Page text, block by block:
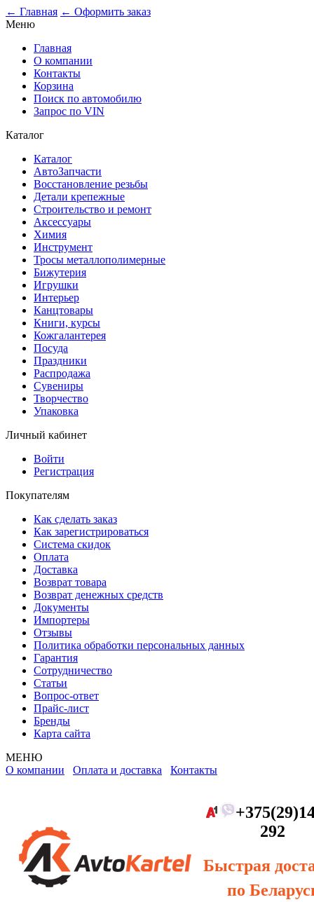
← Главная ← Оформить заказ
Меню
Главная
О компании
Контакты
Корзина
Поиск по автомобилю
Запрос по VIN
Каталог
Каталог
АвтоЗапчасти
Восстановление резьбы
Детали крепежные
Строительство и ремонт
Аксессуары
Химия
Инструмент
Тросы металлополимерные
Бижутерия
Игрушки
Интерьер
Канцтовары
Книги, курсы
Кожгалантерея
Посуда
Праздники
Распродажа
Сувениры
Творчество
Упаковка
Личный кабинет
Войти
Регистрация
Покупателям
Как сделать заказ
Как зарегистрироваться
Система скидок
Оплата
Доставка
Возврат товара
Возврат денежных средств
Документы
Импортеры
Отзывы
Политика обработки персональных данных
Гарантия
Сотрудничество
Статьи
Вопрос-ответ
Прайс-лист
Бренды
Карта сайта
МЕНЮ
О компании Оплата и доставка Контакты
292
Быстрая
по